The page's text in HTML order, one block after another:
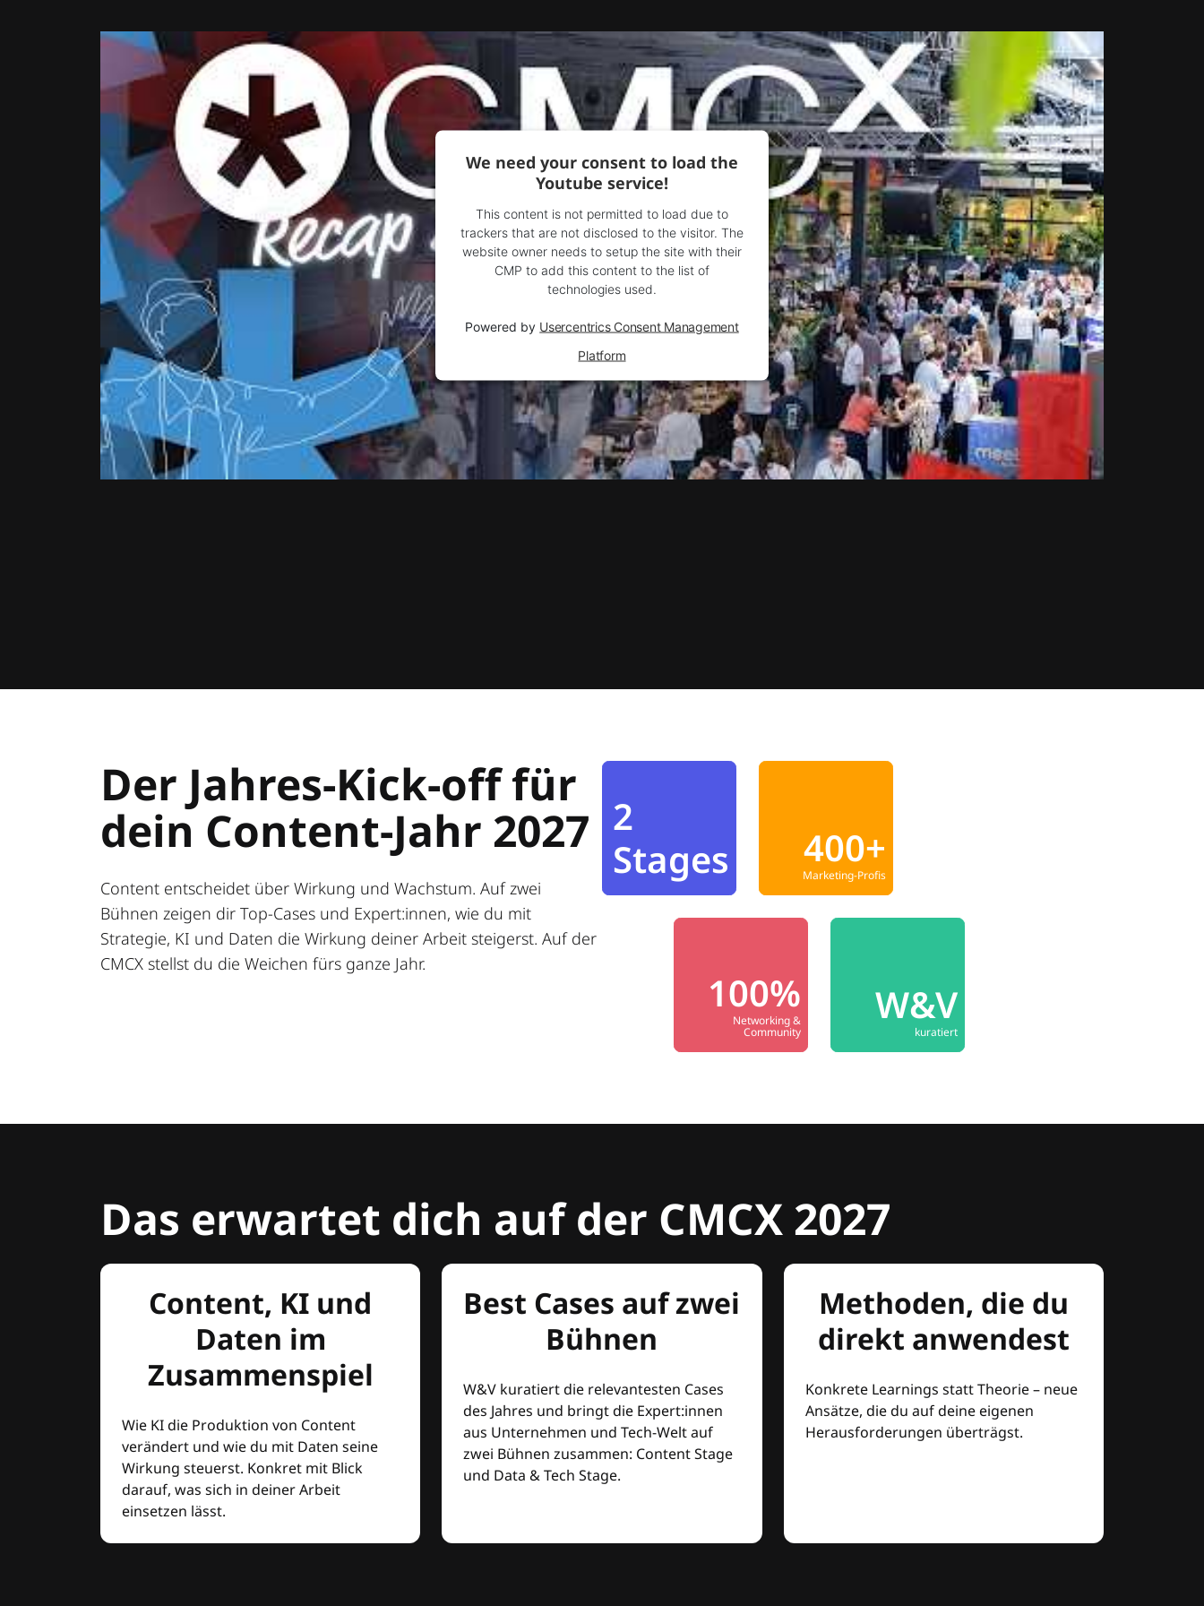
We need your consent to load the
Youtube service!
This content is not permitted to load due to
trackers that are not disclosed to the visitor. The
website owner needs to setup the site with their
CMP to add this content to the list of
technologies used.
Powered by Usercentrics Consent Management
Platform
Der Jahres-Kick-off für
dein Content-Jahr 2027
Content entscheidet über Wirkung und Wachstum. Auf zwei
Bühnen zeigen dir Top-Cases und Expert:innen, wie du mit
Strategie, KI und Daten die Wirkung deiner Arbeit steigerst. Auf der
CMCX stellst du die Weichen fürs ganze Jahr.
2
Stages
400+
Marketing-Profis
100%
Networking &
Community
W&V
kuratiert
Das erwartet dich auf der CMCX 2027
Content, KI und
Daten im
Zusammenspiel
Wie KI die Produktion von Content
verändert und wie du mit Daten seine
Wirkung steuerst. Konkret mit Blick
darauf, was sich in deiner Arbeit
einsetzen lässt.
Best Cases auf zwei
Bühnen
W&V kuratiert die relevantesten Cases
des Jahres und bringt die Expert:innen
aus Unternehmen und Tech-Welt auf
zwei Bühnen zusammen: Content Stage
und Data & Tech Stage.
Methoden, die du
direkt anwendest
Konkrete Learnings statt Theorie – neue
Ansätze, die du auf deine eigenen
Herausforderungen überträgst.